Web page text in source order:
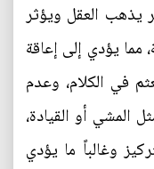
يذهب العقل ويؤثر
مما يؤدي إلى إعاقة
في الكلام، وعدم
أو القيادة،
وغالباً ما يؤدي